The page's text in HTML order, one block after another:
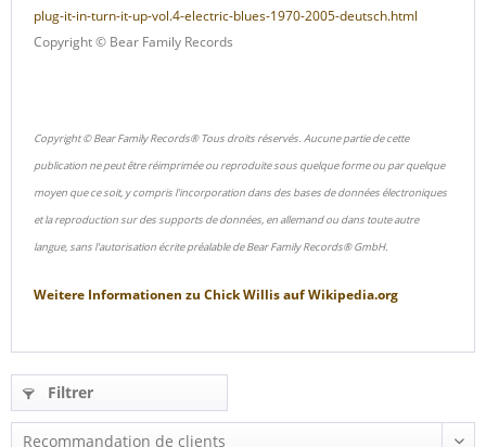
plug-it-in-turn-it-up-vol.4-electric-blues-1970-2005-deutsch.html
Copyright © Bear Family Records
Copyright © Bear Family Records® Tous droits réservés. Aucune partie de cette
publication ne peut être réimprimée ou reproduite sous quelque forme ou par quelque
moyen que ce soit, y compris l'incorporation dans des bases de données électroniques
et la reproduction sur des supports de données, en allemand ou dans toute autre
langue, sans l'autorisation écrite préalable de Bear Family Records® GmbH.
Weitere Informationen zu Chick WillisaufWikipedia.org
Filtrer